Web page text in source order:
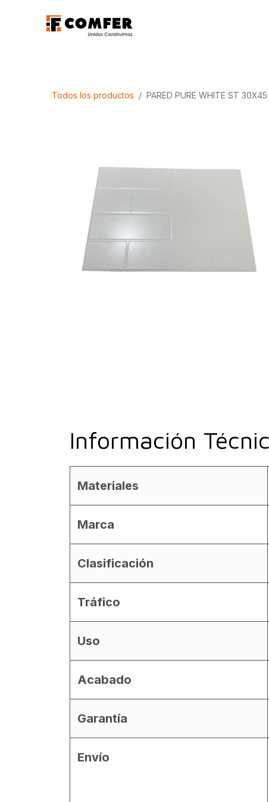
Todos los productos PARED PURE WHITE ST 30X45
Información
Materiales
Marca
Clasificación
Tráfico
Uso
Acabado
Garantía
Envío